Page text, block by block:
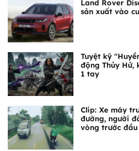
Land Rover
sản xuất vào
Tuyệt kỹ
động Thủy Hử,
1 tay
Clip: Xe máy
đường, người
vòng trước